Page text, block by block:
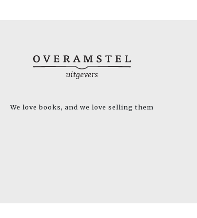
We love books, and we love selling them